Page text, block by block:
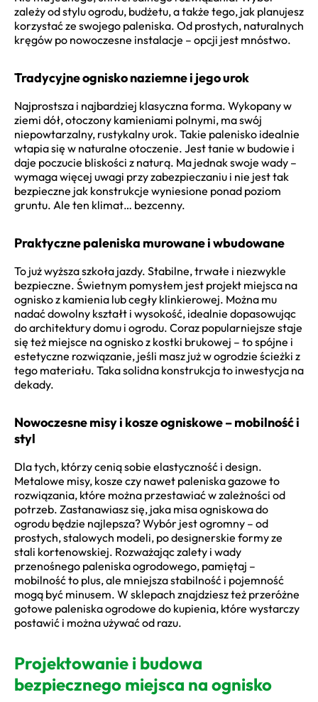
zależy od stylu ogrodu, budżetu, a także tego, jak planujesz
korzystać ze swojego paleniska. Od prostych, naturalnych
kręgów po nowoczesne instalacje – opcji jest mnóstwo.
Tradycyjne ognisko naziemne i jego urok
Najprostsza i najbardziej klasyczna forma. Wykopany w
ziemi dół, otoczony kamieniami polnymi, ma swój
niepowtarzalny, rustykalny urok. Takie palenisko idealnie
wtapia się w naturalne otoczenie. Jest tanie w budowie i
daje poczucie bliskości z naturą. Ma jednak swoje wady –
wymaga więcej uwagi przy zabezpieczaniu i nie jest tak
bezpieczne jak konstrukcje wyniesione ponad poziom
gruntu. Ale ten klimat… bezcenny.
Praktyczne paleniska murowane i wbudowane
To już wyższa szkoła jazdy. Stabilne, trwałe i niezwykle
bezpieczne. Świetnym pomysłem jest projekt miejsca na
ognisko z kamienia lub cegły klinkierowej. Można mu
nadać dowolny kształt i wysokość, idealnie dopasowując
do architektury domu i ogrodu. Coraz popularniejsze staje
się też miejsce na ognisko z kostki brukowej – to spójne i
estetyczne rozwiązanie, jeśli masz już w ogrodzie ścieżki z
tego materiału. Taka solidna konstrukcja to inwestycja na
dekady.
Nowoczesne misy i kosze ogniskowe – mobilność i
styl
Dla tych, którzy cenią sobie elastyczność i design.
Metalowe misy, kosze czy nawet paleniska gazowe to
rozwiązania, które można przestawiać w zależności od
potrzeb. Zastanawiasz się, jaka misa ogniskowa do
ogrodu będzie najlepsza? Wybór jest ogromny – od
prostych, stalowych modeli, po designerskie formy ze
stali kortenowskiej. Rozważając zalety i wady
przenośnego paleniska ogrodowego, pamiętaj –
mobilność to plus, ale mniejsza stabilność i pojemność
mogą być minusem. W sklepach znajdziesz też przeróżne
gotowe paleniska ogrodowe do kupienia, które wystarczy
postawić i można używać od razu.
Projektowanie i budowa
bezpiecznego miejsca na ognisko